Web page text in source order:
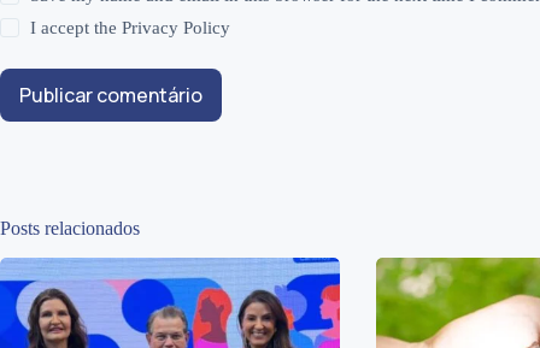
I accept thePrivacy Policy
Publicar comentário
Posts relacionados